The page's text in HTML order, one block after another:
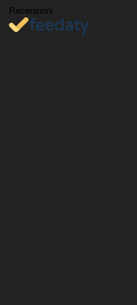
Recensioni